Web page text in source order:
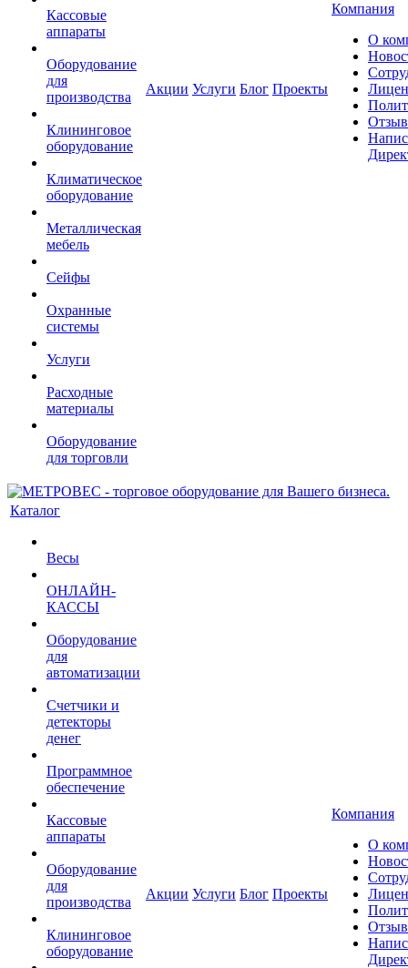
Кассовые
аппараты
Оборудование
для
производства
Клининговое
оборудование
Климатическое
оборудование
Металлическая
мебель
Сейфы
Охранные
системы
Услуги
Расходные
материалы
Оборудование
для торговли
Акции Услуги Блог Проекты
Компания
О
Каталог
Весы
ОНЛАЙН-
КАССЫ
Оборудование
для
автоматизации
Счетчики и
детекторы
денег
Программное
обеспечение
Кассовые
аппараты
Оборудование
для
производства
Клининговое
оборудование
Акции Услуги Блог Проекты
Компания
О